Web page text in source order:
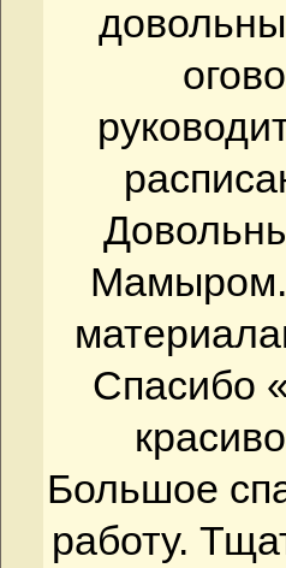
Мамыром.
Спасибо
Большое
работу.